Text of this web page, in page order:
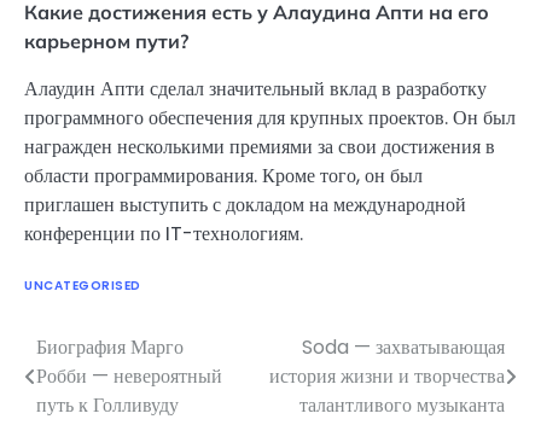
Какие достижения есть у Алаудина Апти на его
карьерном пути?
Алаудин Апти сделал значительный вклад в разработку
программного обеспечения для крупных проектов. Он был
награжден несколькими премиями за свои достижения в
области программирования. Кроме того, он был
приглашен выступить с докладом на международной
конференции по IT-технологиям.
UNCATEGORISED
Навигация
по
Биография Марго
Робби — невероятный
путь к Голливуду
Soda — захватывающая
история жизни и творчества
талантливого музыканта